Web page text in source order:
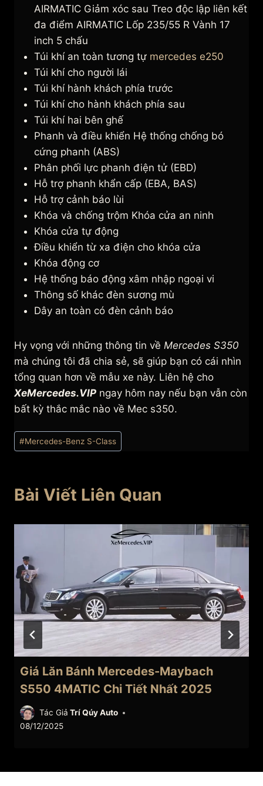
AIRMATIC Giảm xóc sau Treo độc lập liên kết
đa điểm AIRMATIC Lốp 235/55 R Vành 17
inch 5 chấu
Túi khí an toàn tương tự mercedes e250
Túi khí cho người lái
Túi khí hành khách phía trước
Túi khí cho hành khách phía sau
Túi khí hai bên ghế
Phanh và điều khiển Hệ thống chống bó
cứng phanh (ABS)
Phân phối lực phanh điện tử (EBD)
Hỗ trợ phanh khẩn cấp (EBA, BAS)
Hỗ trợ cảnh báo lùi
Khóa và chống trộm Khóa cửa an ninh
Khóa cửa tự động
Điều khiển từ xa điện cho khóa cửa
Khóa động cơ
Hệ thống báo động xâm nhập ngoại vi
Thông số khác đèn sương mù
Dây an toàn có đèn cảnh báo
Hy vọng với những thông tin về Mercedes S350
mà chúng tôi đã chia sẻ, sẽ giúp bạn có cái nhìn
tổng quan hơn về mẫu xe này. Liên hệ cho
XeMercedes.VIP ngay hôm nay nếu bạn vẫn còn
bất kỳ thắc mắc nào về Mec s350.
Post
Tags:
#Mercedes-Benz S-Class
Bài Viết Liên Quan
Giá Lăn Bánh Mercedes-Maybach
S550 4MATIC Chi Tiết Nhất 2025
Tác Giả Trí Qúy Auto
08/12/2025